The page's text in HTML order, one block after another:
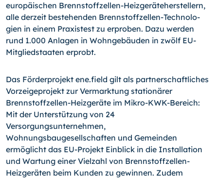
europäischen Brenn­stoffzellen-Heizgeräteherstellern,
alle derzeit bestehenden Brennstoffzellen-Technolo­
gien in einem Praxistest zu erproben. Dazu werden
rund 1.000 Anlagen in Wohngebäu­den in zwölf EU-
Mitgliedstaaten erprobt.
Das Förderprojekt ene.field gilt als partnerschaftliches
Vorzeigeprojekt zur Vermark­tung stationärer
Brennstoffzellen-Heizgeräte im Mikro-KWK-Bereich:
Mit der Unter­stützung von 24
Versorgungsunternehmen,
Wohnungsbaugesellschaften und Gemein­den
ermöglicht das EU-Projekt Einblick in die Installation
und Wartung einer Vielzahl von Brennstoffzellen-
Heizgeräten beim Kunden zu gewinnen. Zudem